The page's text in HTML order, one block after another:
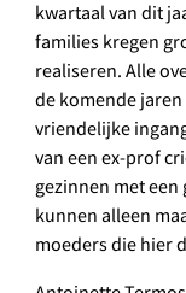
kwartaal van dit
families kregen
realiseren. Alle
de komende
vriendelijke
van een ex-prof
gezinnen met
kunnen alleen
moeders die hier